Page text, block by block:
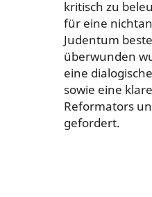
kritisch zu
für eine
Judentum
überwunden
eine
sowie eine
Reformators
gefordert.